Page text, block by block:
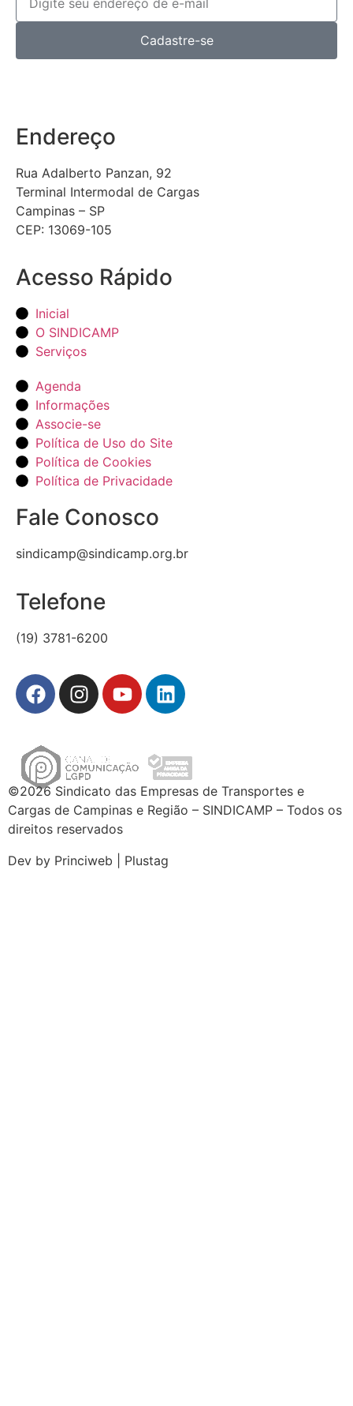
Cadastre-se
Endereço
Rua Adalberto Panzan, 92
Terminal Intermodal de Cargas
Campinas – SP
CEP: 13069-105
Acesso Rápido
Inicial
O SINDICAMP
Serviços
Agenda
Informações
Associe-se
Política de Uso do Site
Política de Cookies
Política de Privacidade
Fale Conosco
sindicamp@sindicamp.org.br
Telefone
(19) 3781-6200
©2026 Sindicato das Empresas de Transportes e
Cargas de Campinas e Região – SINDICAMP – Todos os
direitos reservados
Dev by Princiweb | Plustag